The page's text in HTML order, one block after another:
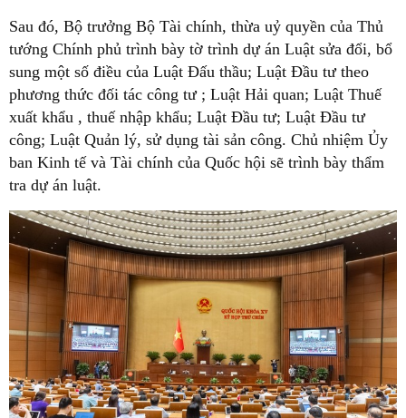
Sau đó, Bộ trưởng Bộ Tài chính, thừa uỷ quyền của Thủ
tướng Chính phủ trình bày tờ trình dự án Luật sửa đổi, bổ
sung một số điều của Luật Đấu thầu; Luật Đầu tư theo
phương thức đối tác công tư ; Luật Hải quan; Luật Thuế
xuất khẩu , thuế nhập khẩu; Luật Đầu tư; Luật Đầu tư
công; Luật Quản lý, sử dụng tài sản công. Chủ nhiệm Ủy
ban Kinh tế và Tài chính của Quốc hội sẽ trình bày thẩm
tra dự án luật.